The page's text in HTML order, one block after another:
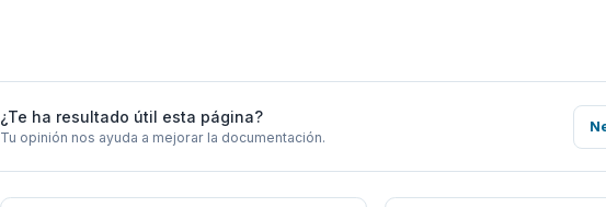
¿Te ha resultado útil esta página?
Tu opinión nos ayuda a mejorar la documentación.